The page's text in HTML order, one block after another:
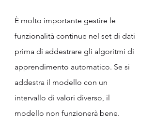
È molto importante gestire le
funzionalità continue nel set di dati
prima di addestrare gli algoritmi di
apprendimento automatico. Se si
addestra il modello con un
intervallo di valori diverso, il
modello non funzionerà bene.